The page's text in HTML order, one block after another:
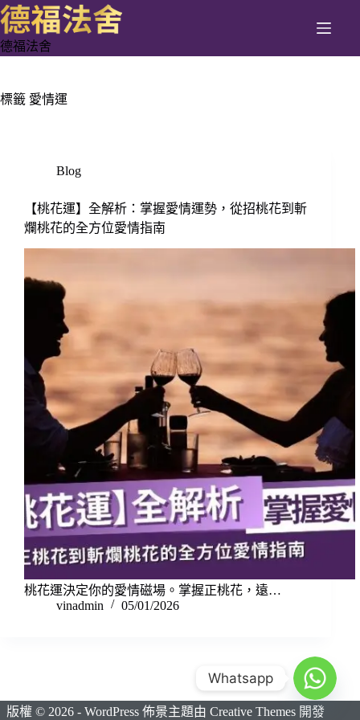
跳
至
主
容
德福法舍
標籤 愛情運
Blog
【桃花運】全解析：掌握愛情運勢，從招桃花到斬
爛桃花的全方位愛情指南
桃花運決定你的愛情磁場。掌握正桃花，遠…
vinadmin
05/01/2026
版權 © 2026 - WordPress 佈景主題由Creative Themes 開發
Whatsapp